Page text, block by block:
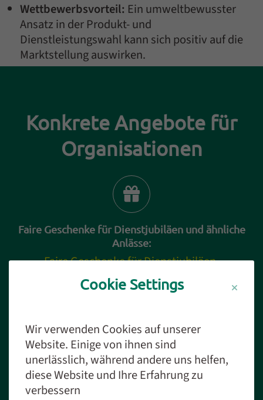
Wettbewerbsvorteil: Ein umweltbewusster
Ansatz in der Produkt- und
Dienstleistungswahl kann sich positiv auf die
Marktstellung auswirken.
Einleitung
Konkrete Angebote für
Organisationen
Abschnitt für Icons und Features
Faire Geschenke für Dienstjubiläen und ähnliche
Anlässe:
Faire Geschenke für Dienstjubiläen.
Einkauf von Biolebensmitteln
Informationen und Tipps zum Einkauf von
Biolebensmitteln gibt es hier:
Cookie Settings
Wir verwenden Cookies auf unserer
Website. Einige von ihnen sind
unerlässlich, während andere uns helfen,
diese Website und Ihre Erfahrung zu
verbessern